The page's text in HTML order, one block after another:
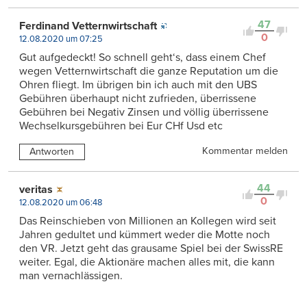
47
0
Ferdinand Vetternwirtschaft
12.08.2020 um 07:25
Gut aufgedeckt! So schnell geht‘s, dass einem Chef
wegen Vetternwirtschaft die ganze Reputation um die
Ohren fliegt. Im übrigen bin ich auch mit den UBS
Gebühren überhaupt nicht zufrieden, überrissene
Gebühren bei Negativ Zinsen und völlig überrissene
Wechselkursgebühren bei Eur CHf Usd etc
Antworten Kommentar melden
44
0
veritas
12.08.2020 um 06:48
Das Reinschieben von Millionen an Kollegen wird seit
Jahren gedultet und kümmert weder die Motte noch
den VR. Jetzt geht das grausame Spiel bei der SwissRE
weiter. Egal, die Aktionäre machen alles mit, die kann
man vernachlässigen.